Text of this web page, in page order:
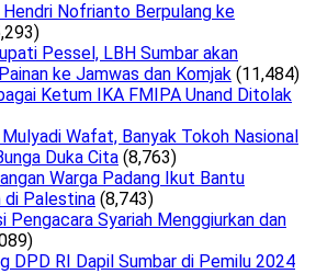
Nofrianto Berpulang ke
Pessel, LBH Sumbar akan
ke Jamwas dan Komjak (11,484)
Ketum IKA FMIPA Unand Ditolak
Wafat, Banyak Tokoh Nasional
Duka Cita (8,763)
Warga Padang Ikut Bantu
di Palestina (8,743)
Pengacara Syariah Menggiurkan dan
DPD RI Dapil Sumbar di Pemilu 2024